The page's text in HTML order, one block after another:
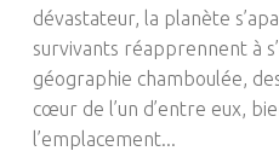
dévastateur, la planète
survivants réapprennent à
géographie chamboulée,
cœur de l’un d’entre eux,
l’emplacement...